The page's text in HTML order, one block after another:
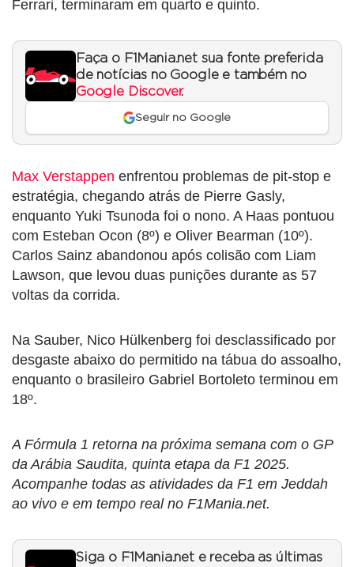
Ferrari, terminaram em quarto e quinto.
Faça o F1Mania.net sua fonte preferida
de notícias no Google e também no
Google Discover.
Seguir no Google
Max Verstappen enfrentou problemas de pit-stop e
estratégia, chegando atrás de Pierre Gasly,
enquanto Yuki Tsunoda foi o nono. A Haas pontuou
com Esteban Ocon (8º) e Oliver Bearman (10º).
Carlos Sainz abandonou após colisão com Liam
Lawson, que levou duas punições durante as 57
voltas da corrida.
Na Sauber, Nico Hülkenberg foi desclassificado por
desgaste abaixo do permitido na tábua do assoalho,
enquanto o brasileiro Gabriel Bortoleto terminou em
18º.
A Fórmula 1 retorna na próxima semana com o GP
da Arábia Saudita, quinta etapa da F1 2025.
Acompanhe todas as atividades da F1 em Jeddah
ao vivo e em tempo real no F1Mania.net.
Siga o F1Mania.net e receba as últimas